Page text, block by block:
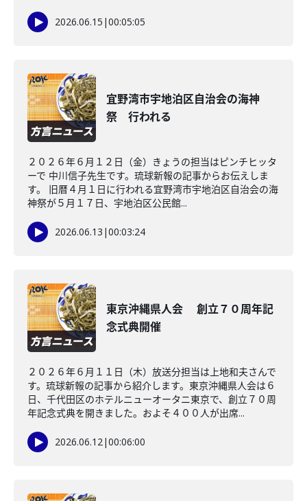
2026.06.15 |00:05:05
宜野湾市宇地泊区自治会の海神
祭 行われる
２０２６年６月１２日（金）きょうの担当はピンチヒッタ
ーで 中川信子先生です。琉球新報の記事からお伝えしま
す。 旧暦４月１日に行われる宜野湾市宇地泊区自治会の海
神祭が５月１７日、宇地泊区公民館...
2026.06.13 |00:03:24
東京沖縄県人会 創立７０周年記
念式典開催
２０２６年６月１１日（木）放送分担当は上地和夫さんで
す。琉球新報の記事から紹介します。東京沖縄県人会は６
日、千代田区のホテルニューオータニ東京で、創立７０周
年記念式典を開きました。およそ４００人が出席...
2026.06.12|00:06:00